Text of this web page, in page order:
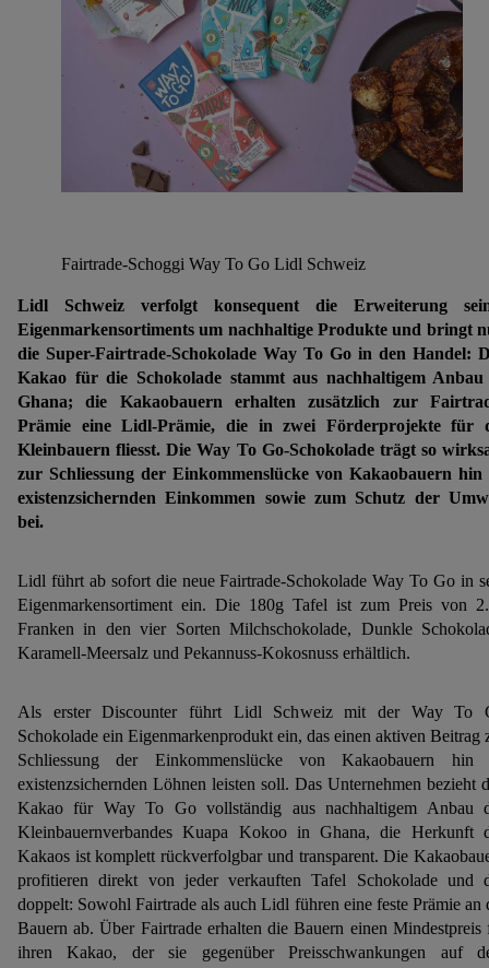
Fairtrade-Schoggi Way To Go Lidl Schweiz
Lidl Schweiz verfolgt konsequent die Erweiterung
Eigenmarkensortiments um nachhaltige Produkte und bringt
die Super-Fairtrade-Schokolade Way To Go in den Handel:
Kakao für die Schokolade stammt aus nachhaltigem
Ghana; die Kakaobauern erhalten zusätzlich zur
Prämie eine Lidl-Prämie, die in zwei Förderprojekte für
Kleinbauern fliesst. Die Way To Go-Schokolade trägt so
zur Schliessung der Einkommenslücke von Kakaobauern hin
existenzsichernden Einkommen sowie zum Schutz der
bei.
Lidl führt ab sofort die neue Fairtrade-Schokolade Way To Go in
Eigenmarkensortiment ein. Die 180g Tafel ist zum Preis von
Franken in den vier Sorten Milchschokolade, Dunkle
Karamell-Meersalz und Pekannuss-Kokosnuss erhältlich.
Als erster Discounter führt Lidl Schweiz mit der Way To
Schokolade ein Eigenmarkenprodukt ein, das einen aktiven Beitrag
Schliessung der Einkommenslücke von Kakaobauern hin
existenzsichernden Löhnen leisten soll. Das Unternehmen bezieht
Kakao für Way To Go vollständig aus nachhaltigem Anbau
Kleinbauernverbandes Kuapa Kokoo in Ghana, die Herkunft
Kakaos ist komplett rückverfolgbar und transparent. Die
profitieren direkt von jeder verkauften Tafel Schokolade und
doppelt: Sowohl Fairtrade als auch Lidl führen eine feste Prämie an
Bauern ab. Über Fairtrade erhalten die Bauern einen Mindestpreis
ihren Kakao, der sie gegenüber Preisschwankungen auf